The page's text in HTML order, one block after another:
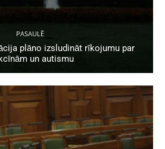
PASAULĒ
plāno izsludināt rīkojumu par
un autismu